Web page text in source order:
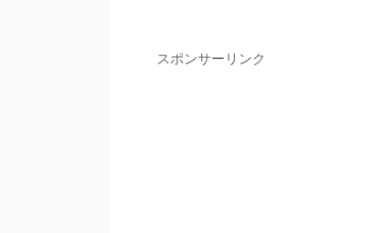
スポンサーリンク